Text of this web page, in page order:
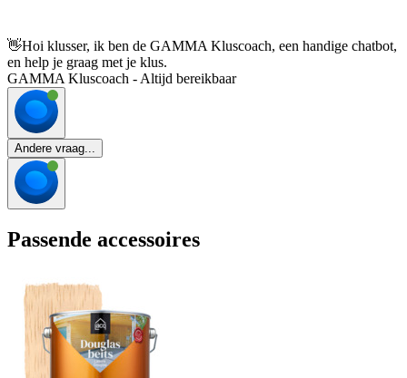
👋Hoi klusser, ik ben de GAMMA Kluscoach, een handige chatbot,
en help je graag met je klus.
GAMMA Kluscoach - Altijd bereikbaar
Andere vraag...
Passende accessoires